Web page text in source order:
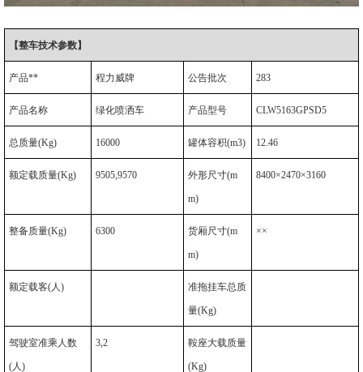
【整车技术参数】
产品** 程力威牌 公告批次 283
产品名称 绿化喷洒车 产品型号 CLW5163GPSD5
总质量(Kg) 16000 罐体容积(m3) 12.46
额定载质量(Kg) 9505,9570 外形尺寸(m
m)
8400×2470×3160
整备质量(Kg) 6300 货厢尺寸(m
m)
××
额定载客( 人 ) 准拖挂车总质
量(Kg)
驾驶室准乘人数
( 人 )
3,2 鞍座大载质量
(Kg)